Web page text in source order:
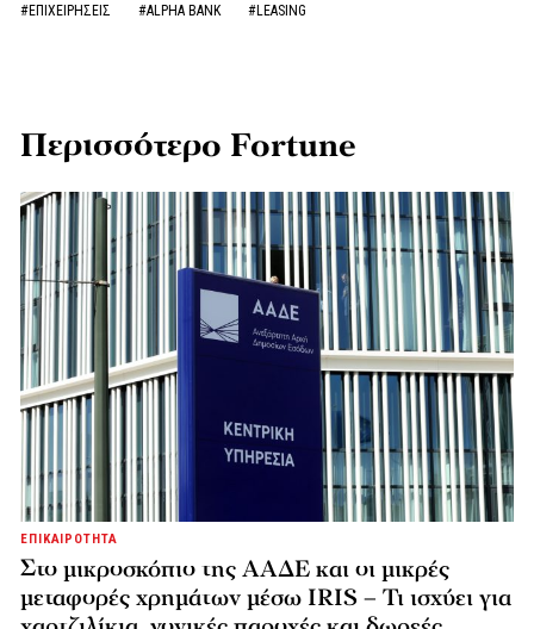
#ΕΠΙΧΕΙΡΗΣΕΙΣ #ALPHA BANK #LEASING
Περισσότερο Fortune
ΕΠΙΚΑΙΡΟΤΗΤΑ
Στο μικροσκόπιο της ΑΑΔΕ και οι μικρές
μεταφορές χρημάτων μέσω IRIS – Τι ισχύει για